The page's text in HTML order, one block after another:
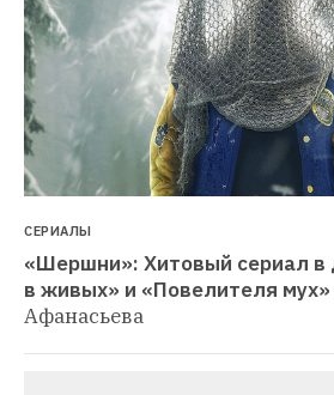
СЕРИАЛЫ
«Шершни»: Хитовый сериал в
в живых» и «Повелителя мух»
Афанасьева